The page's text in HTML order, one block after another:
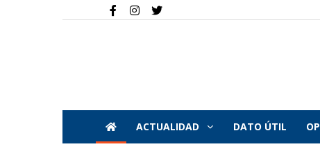
ACTUALIDAD DATO ÚTIL